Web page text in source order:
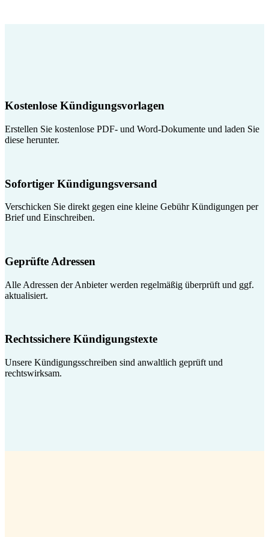
Kostenlose Kündigungsvorlagen
Erstellen Sie kostenlose PDF- und Word-Dokumente und laden Sie
diese herunter.
Sofortiger Kündigungsversand
Verschicken Sie direkt gegen eine kleine Gebühr Kündigungen per
Brief und Einschreiben.
Geprüfte Adressen
Alle Adressen der Anbieter werden regelmäßig überprüft und ggf.
aktualisiert.
Rechtssichere Kündigungstexte
Unsere Kündigungsschreiben sind anwaltlich geprüft und
rechtswirksam.